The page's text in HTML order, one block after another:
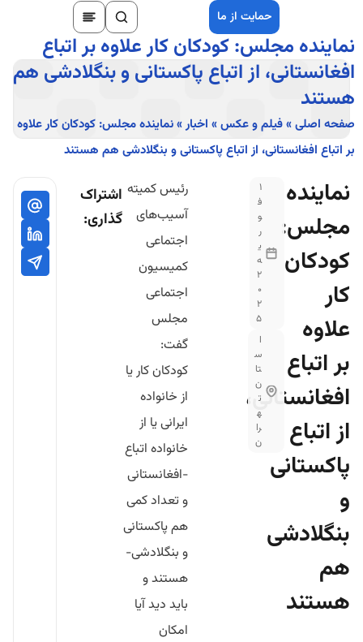
حمایت از ما
نماینده مجلس: کودکان کار علاوه بر اتباع
افغانستانی، از اتباع پاکستانی و بنگلادشی هم
هستند
صفحه اصلی»فیلم و عکس» اخبار»نماینده مجلس: کودکان کار علاوه
بر اتباع افغانستانی، از اتباع پاکستانی و بنگلادشی هم هستند
نماینده
مجلس:
کودکان
کار
علاوه
بر اتباع
افغانستانی،
از اتباع
پاکستانی
و
بنگلادشی
هم
هستند
1
ف
و
ر
ی
ه
2
0
2
5
ا
س
تا
ن
ت
ه
را
ن
رئیس کمیته
آسیب‌های
اجتماعی
کمیسیون
اجتماعی
مجلس
گفت:
کودکان کار یا
از خانواده
ایرانی یا از
خانواده اتباع
-افغانستانی
و تعداد کمی
هم پاکستانی
و بنگلادشی-
هستند و
باید دید آیا
امکان
اشتراک
گذاری: